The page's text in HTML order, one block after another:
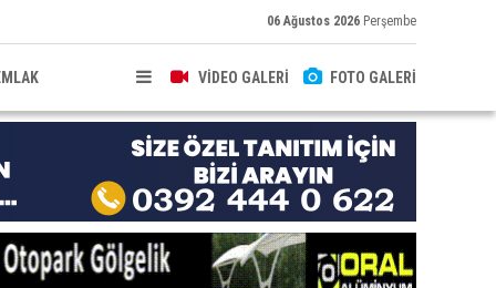
06 Ağustos 2026 Perşembe
VİDEO GALERİ FOTO GALERİ